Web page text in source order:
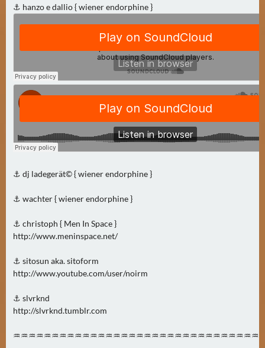
Ä
C
T
E
R
E
T
G
0
)
N
C
H
T
⚓ hanzo e dallio { wiener endorphine }
⚓ dj ladegerät© { wiener endorphine }
⚓ wachter { wiener endorphine }
⚓ christoph { Men In Space }
http://www.meninspace.net/
⚓ sitosun aka. sitoform
http://www.youtube.com/user/noirm
⚓ slvrknd
http://slvrknd.tumblr.com